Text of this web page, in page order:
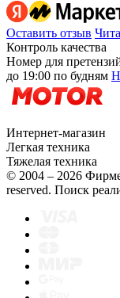
Оставить отзыв
Контроль качества
Номер для
до 19:00 по будням
Интернет-магазин
Легкая техника
Тяжелая техника
© 2004 – 2026
reserved. Поиск